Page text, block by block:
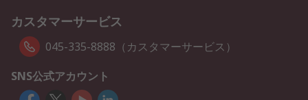
カスタマーサービス
045-335-8888（カスタマーサービス）
SNS公式アカウント